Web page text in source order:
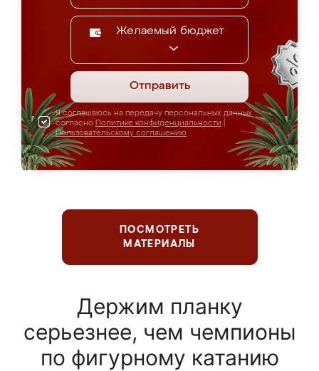
Желаемый бюджет
Отправить
Я соглашаюсь на передачу персональных данных
согласно Политике конфиденциальности
Пользовательскому соглашению
ПОСМОТРЕТЬ
МАТЕРИАЛЫ
Держим планку
серьезнее, чем чемпионы
по фигурному катанию